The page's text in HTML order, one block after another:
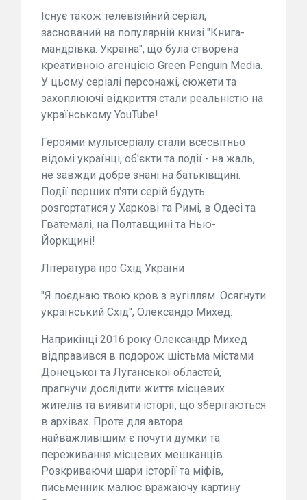
Існує також телевізійний серіал,
заснований на популярній книзі "Книга-
мандрівка. Україна", що була створена
креативною агенцією Green Penguin Media.
У цьому серіалі персонажі, сюжети та
захоплюючі відкриття стали реальністю на
українському YouTube!
Героями мультсеріалу стали всесвітньо
відомі українці, об'єкти та події - на жаль,
не завжди добре знані на батьківщині.
Події перших п'яти серій будуть
розгортатися у Харкові та Римі, в Одесі та
Гватемалі, на Полтавщині та Нью-
Йоркщині!
Література про Схід України
"Я поєднаю твою кров з вугіллям. Осягнути
український Схід", Олександр Михед.
Наприкінці 2016 року Олександр Михед
відправився в подорож шістьма містами
Донецької та Луганської областей,
прагнучи дослідити життя місцевих
жителів та виявити історії, що зберігаються
в архівах. Проте для автора
найважливішим є почути думки та
переживання місцевих мешканців.
Розкриваючи шари історії та міфів,
письменник малює вражаючу картину